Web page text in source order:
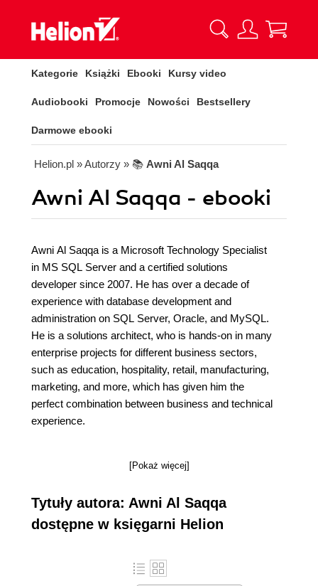
Kategorie Książki Ebooki Kursy video
Audiobooki Promocje Nowości Bestsellery
Darmowe ebooki
Helion.pl » Autorzy » 📚 Awni Al Saqqa
Awni Al Saqqa - ebooki
Awni Al Saqqa is a Microsoft Technology Specialist
in MS SQL Server and a certified solutions
developer since 2007. He has over a decade of
experience with database development and
administration on SQL Server, Oracle, and MySQL.
He is a solutions architect, who is hands-on in many
enterprise projects for different business sectors,
such as education, hospitality, retail, manufacturing,
marketing, and more, which has given him the
perfect combination between business and technical
experience.
[Pokaż więcej]
Tytuły autora: Awni Al Saqqa
dostępne w księgarni Helion